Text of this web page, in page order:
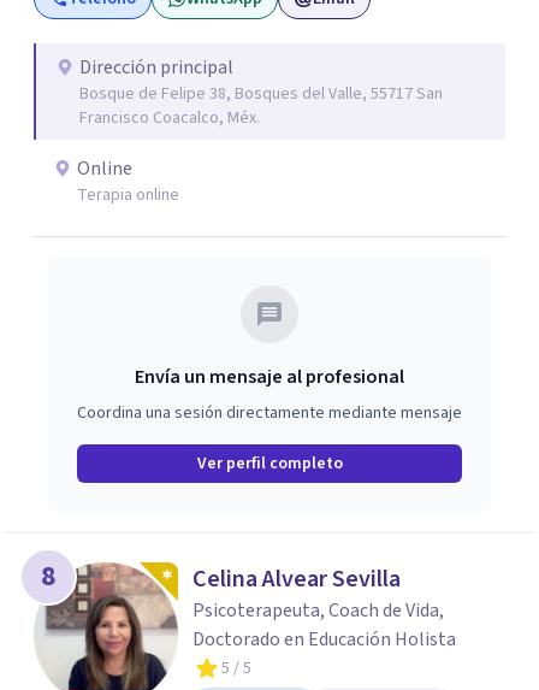
adolescentes y adultos, situaciones de duelo o pérdidas
significativas. Mi objetivo es brindar un espacio seguro,
empático y de confianza, donde cada persona pueda
expresar lo que está viviendo y encontrar herramientas
para comprenderse mejor y afrontar sus desafíos.
Acompaño procesos de desarrollo personal,
fortalecimiento de habilidades emocionales y
construcción de recursos para mejorar la calidad de vida.
Dirección principal
Bosque de Felipe 38, Bosques del Valle, 55717 San
Francisco Coacalco, Méx.
Online
Terapia online
Envía un mensaje al profesional
Coordina una sesión directamente mediante mensaje
Ver perfil completo
8 Celina Alvear Sevilla
Psicoterapeuta, Coach de Vida,
Doctorado en Educación Holista
5 / 5